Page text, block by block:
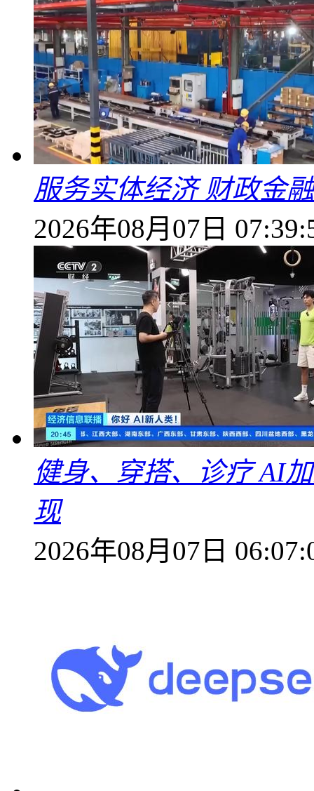
服务实体经济 财政金
2026年08月07日
健身、穿搭、诊疗 AI
现
2026年08月07日